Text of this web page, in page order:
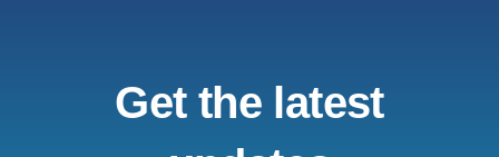
Get the latest